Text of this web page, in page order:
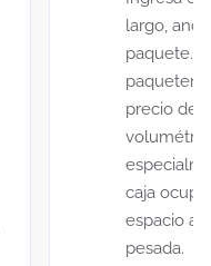
largo,
paquete.
precio de
caja
espacio
pesada.